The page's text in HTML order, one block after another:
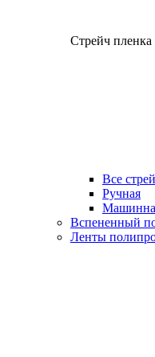
Стрейч пленка
Все
Ручная
Вспененный
Ленты